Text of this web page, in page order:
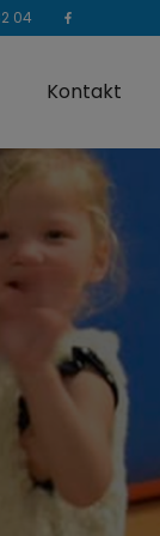
04
Kontakt